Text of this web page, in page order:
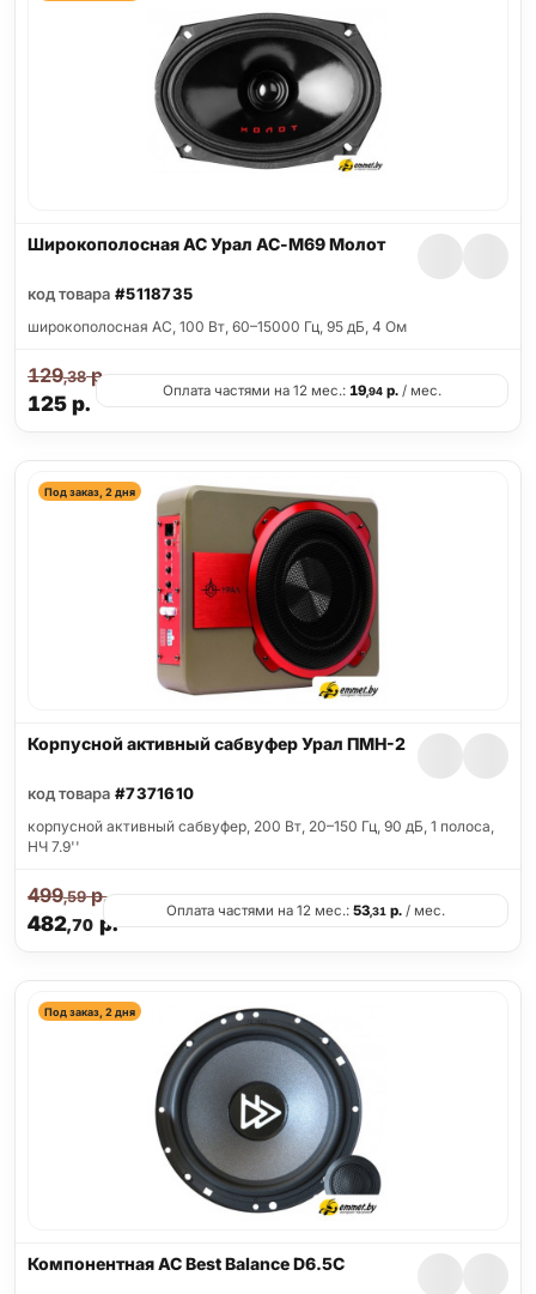
Широкополосная АС Урал АС-М69 Молот
код товара #5118735
широкополосная АС, 100 Вт, 60–15000 Гц, 95 дБ, 4 Ом
125р.
129,38р.
Оплата частями на 12 мес.: 19,94р./ мес.
Под заказ, 2 дня
Корпусной активный сабвуфер Урал ПМН-2
код товара #7371610
корпусной активный сабвуфер, 200 Вт, 20–150 Гц, 90 дБ, 1 полоса,
НЧ 7.9''
482,70р.
499,59р.
Оплата частями на 12 мес.: 53,31 р. / мес.
Под заказ, 2 дня
Компонентная АС Best Balance D6.5C